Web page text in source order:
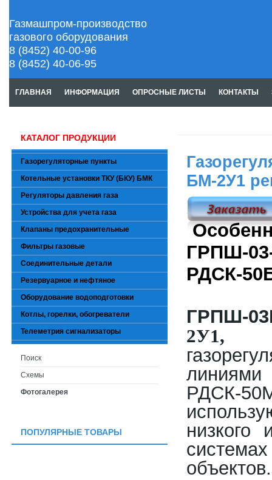
Газмашпром-производство
газового оборудования
8 (8452) 40-00-96
8 (8452) 40-06-95
ГЛАВНАЯ ИНФОРМАЦИЯ ОПРОСНЫЕ ЛИСТЫ КОНТАКТЫ
БМ-2У1
ГРПШ-
РДСК-
ГРПШ-
РДСК-
объектов.
КАТАЛОГ ПРОДУКЦИИ
Газорегуляторные пункты
Котельные установки ТКУ (БКУ) БМК
Регуляторы давления газа
Устройства для учета газа
Клапаны предохранительные
Фильтры газовые
Соединительные детали
Резервуарное и нефтяное
Оборудование водоподготовки
Котлы, горелки, обогреватели
Телеметрия сигнализаторы
Поиск
Схемы
Фотогалерея
ПОПУЛЯРНЫЕ ТОВАРЫ